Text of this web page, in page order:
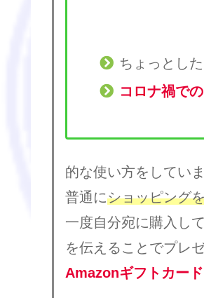
ちょっとし
コロナ禍で
的な使い方をしていま
普通にショッピング
一度自分宛に購入し
を伝えることでプレ
Amazonギフトカード